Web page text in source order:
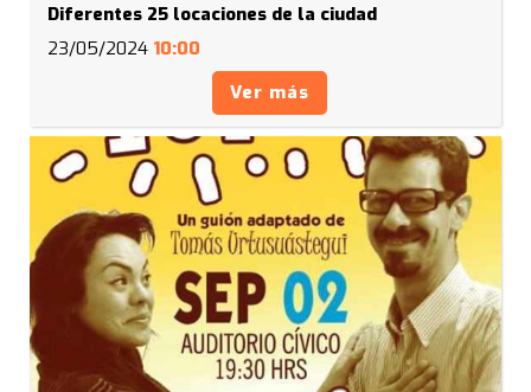
Diferentes 25 locaciones de la ciudad
23/05/2024 10:00
Ver más